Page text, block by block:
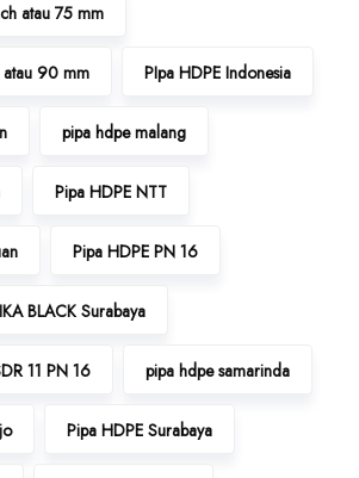
atau 75 mm
90 mm PIpa HDPE Indonesia
pipa hdpe malang
Pipa HDPE NTT
Pipa HDPE PN 16
BLACK Surabaya
11 PN 16 pipa hdpe samarinda
Pipa HDPE Surabaya